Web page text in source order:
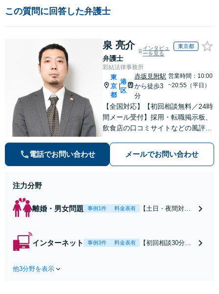
この質問に回答した弁護士
泉 亮介
弁護士
インタビュ
ーを見る
東京都
彩結法律事務所
東
京
都
港
区
赤坂見附駅
から徒歩3
分
営業時間：10:00
~20:55（平日）
【全国対応】【初回相談無料／24時
間メール受付】採用・転職掲示板、
飲食店の口コミサイトなどの風評被
の種類を問わず相談可。可能な限り
早期対応で駆けつけサポート【労
電話でお問い合わせ メールでお問い合わせ
注力分野
離婚・男女問題 事例1件 料金表有
【土日・夜間対応
れたら、サインす
インターネット 事例3件 料金表有
【初回相談30分無
他3分野を表示